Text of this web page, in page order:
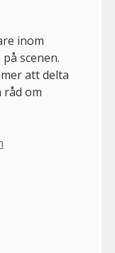
inom
scenen.
att delta
råd om